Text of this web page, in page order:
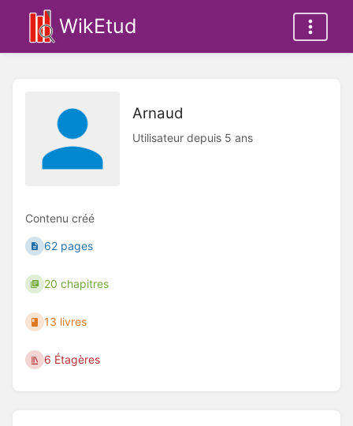
WikEtud
Arnaud
Utilisateur depuis 5 ans
Contenu créé
62 pages
20 chapitres
13 livres
6 Étagères